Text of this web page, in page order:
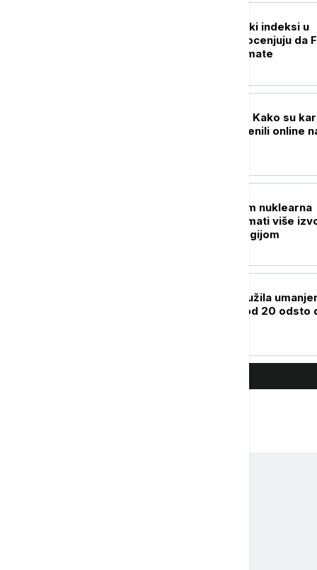
Američki berzanski indeksi u
plusu, investitori ocenjuju da
neće povećati kamate
Digitalna plaćanja: Kako su
e-novčanici promenili online
Skobalj: Treba nam nuklearna
elektrana,važno imati više
snabdevanja energijom
Vlada Srbije produžila
akciza na gorivo od 20 odsto